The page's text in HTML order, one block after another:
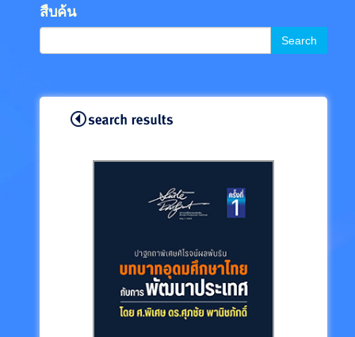
สืบค้น
Search